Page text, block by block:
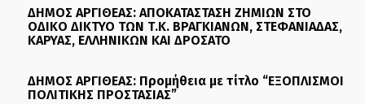
ΔΗΜΟΣ ΑΡΓΙΘΕΑΣ: ΑΠΟΚΑΤΑΣΤΑΣΗ ΖΗΜΙΩΝ ΣΤΟ
ΟΔΙΚΟ ΔΙΚΤΥΟ ΤΩΝ Τ.Κ. ΒΡΑΓΚΙΑΝΩΝ, ΣΤΕΦΑΝΙΑΔΑΣ,
ΚΑΡΥΑΣ, ΕΛΛΗΝΙΚΩΝ ΚΑΙ ΔΡΟΣΑΤΟ
ΔΗΜΟΣ ΑΡΓΙΘΕΑΣ: Προμήθεια με τίτλο “ΕΞΟΠΛΙΣΜΟΙ
ΠΟΛΙΤΙΚΗΣ ΠΡΟΣΤΑΣΙΑΣ”